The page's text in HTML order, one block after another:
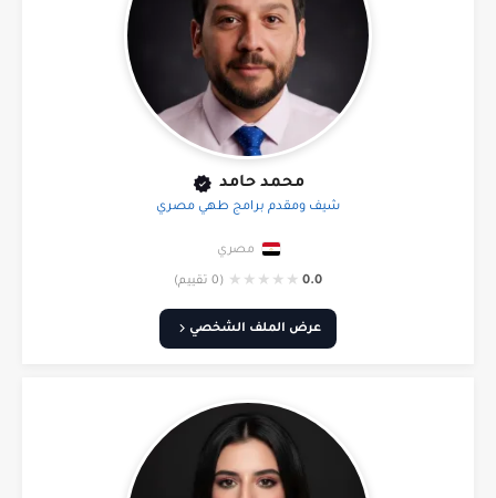
محمد حامد
شيف ومقدم برامج طهي مصري
مصري
0.0
★
★
★
★
★ (0 تقييم)
عرض الملف الشخصي